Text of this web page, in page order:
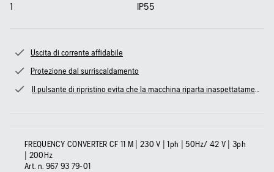
1 IP55
Uscita di corrente affidabile
Protezione dal surriscaldamento
Il pulsante di ripristino evita che la macchina riparta inaspettatamente
FREQUENCY CONVERTER CF 11 M | 230 V | 1ph | 50Hz/ 42 V | 3ph
| 200Hz
Art. n. 967 93 79‑01